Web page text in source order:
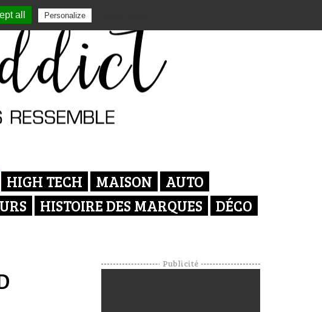
HIGH TECH MAISON
AUTO
HISTOIRE DES MARQUES
DÉCO
Publicité
all Personalize